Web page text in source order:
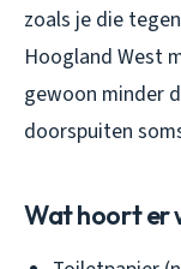
zoals je die
Hoogland West
gewoon minder
doorspuiten
Wat hoort er